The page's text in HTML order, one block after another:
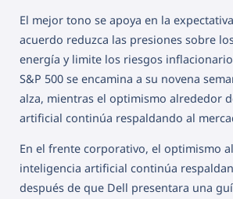
El mejor tono se apoya en la
acuerdo reduzca las presiones sobre
energía y limite los riesgos
S&P 500 se encamina a su novena
alza, mientras el optimismo alrededor
artificial continúa respaldando al
En el frente corporativo, el optimismo
inteligencia artificial continúa
después de que Dell presentara una